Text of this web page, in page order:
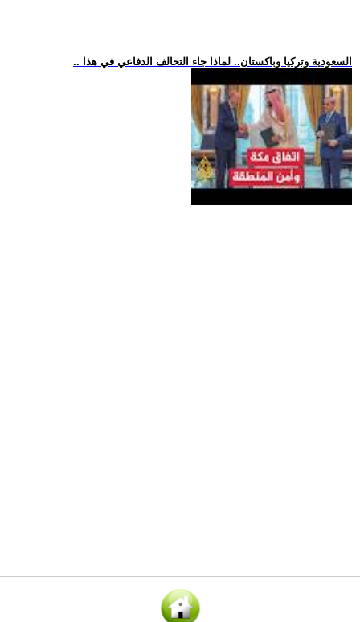
.. السعودية وتركيا وباكستان.. لماذا جاء التحالف الدفاعي في هذا